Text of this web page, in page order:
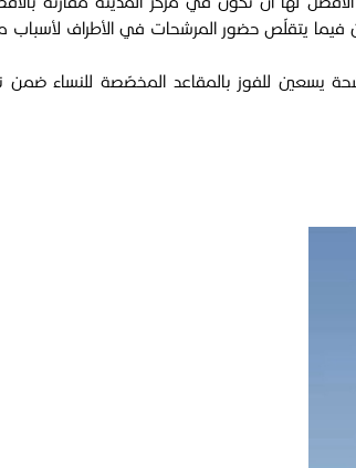
فيما يتقلّص حضور المرشحات في الأطراف لأسباب